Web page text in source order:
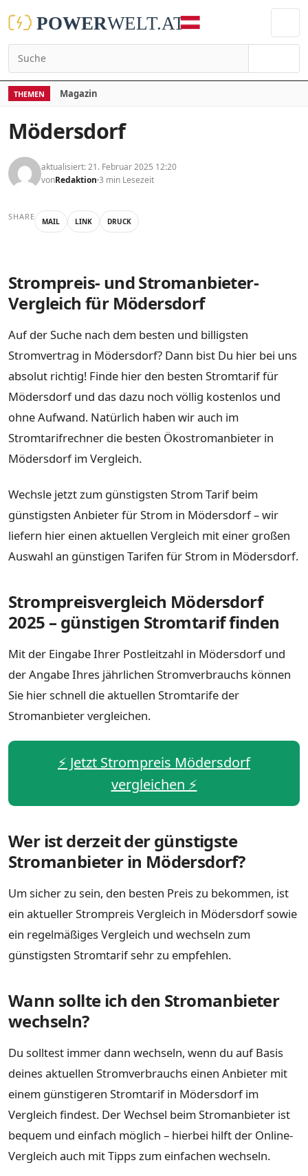
THEMEN Magazin
Mödersdorf
aktualisiert: 21. Februar 2025 12:20
vonRedaktion 3 min Lesezeit
SHARE MAIL LINK DRUCK
Strompreis- und Stromanbieter-
Vergleich für Mödersdorf
Auf der Suche nach dem besten und billigsten
Stromvertrag in Mödersdorf? Dann bist Du hier bei uns
absolut richtig! Finde hier den besten Stromtarif für
Mödersdorf und das dazu noch völlig kostenlos und
ohne Aufwand. Natürlich haben wir auch im
Stromtarifrechner die besten Ökostromanbieter in
Mödersdorf im Vergleich.
Wechsle jetzt zum günstigsten Strom Tarif beim
günstigsten Anbieter für Strom in Mödersdorf – wir
liefern hier einen aktuellen Vergleich mit einer großen
Auswahl an günstigen Tarifen für Strom in Mödersdorf.
Strompreisvergleich Mödersdorf
2025 – günstigen Stromtarif finden
Mit der Eingabe Ihrer Postleitzahl in Mödersdorf und
der Angabe Ihres jährlichen Stromverbrauchs können
Sie hier schnell die aktuellen Stromtarife der
Stromanbieter vergleichen.
⚡️ Jetzt Strompreis Mödersdorf
vergleichen ⚡️
Wer ist derzeit der günstigste
Stromanbieter in Mödersdorf?
Um sicher zu sein, den besten Preis zu bekommen, ist
ein aktueller Strompreis Vergleich in Mödersdorf sowie
ein regelmäßiges Vergleich und wechseln zum
günstigsten Stromtarif sehr zu empfehlen.
Wann sollte ich den Stromanbieter
wechseln?
Du solltest immer dann wechseln, wenn du auf Basis
deines aktuellen Stromverbrauchs einen Anbieter mit
einem günstigeren Stromtarif in Mödersdorf im
Vergleich findest. Der Wechsel beim Stromanbieter ist
bequem und einfach möglich – hierbei hilft der Online-
Vergleich auch mit Tipps zum einfachen wechseln.